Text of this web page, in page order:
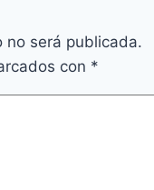
no será publicada.
con *